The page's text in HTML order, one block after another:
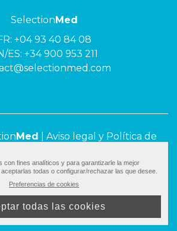
SelectionMed
+04 93 40 84 08
ES: +34 900 953 211
Med
Aviso legal y Política de
con fines analíticos y para garantizarle la mejor
todas o configurar/rechazar las que desee.
Preferencias de cookies
todas las cookies